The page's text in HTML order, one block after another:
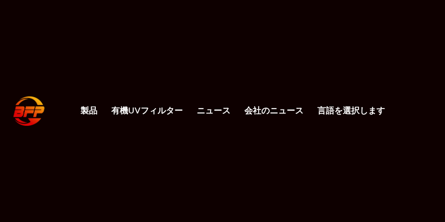
製品 有機UVフィルター ニュース 会社のニュース 言語を選択します